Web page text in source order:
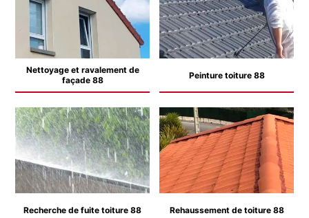
Nettoyage et ravalement de
façade 88
Peinture toiture 88
Recherche de fuite toiture 88 Rehaussement de toiture 88